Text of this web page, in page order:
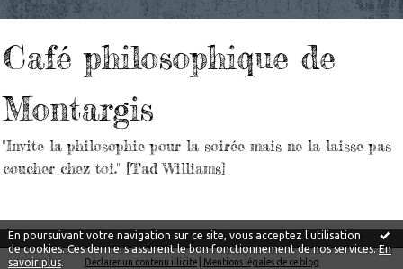
En poursuivant votre navigation sur ce site, vous acceptez l'utilisation
de cookies. Ces derniers assurent le bon fonctionnement de nos services.En
savoir plus.
Café philosophique de
Montargis
"Invite la philosophie pour la soirée mais ne la laisse pas
coucher chez toi." [Tad Williams]
Déclarer un contenu illicite| Mentions légales de ce blog